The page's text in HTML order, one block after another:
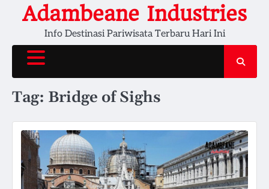
Adambeane Industries
Info Destinasi Pariwisata Terbaru Hari Ini
Tag: Bridge of Sighs